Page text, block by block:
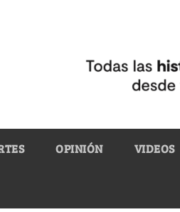
OPINIÓN VIDEOS